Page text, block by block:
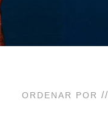
ORDENAR POR